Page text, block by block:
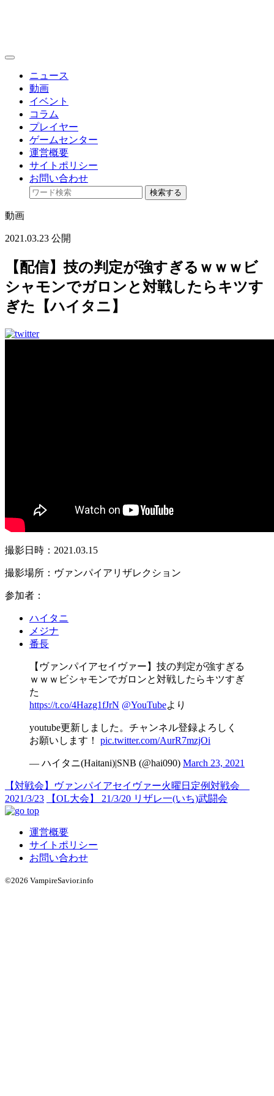
toggle
ニュース
動画
イベント
コラム
プレイヤー
ゲームセンター
運営概要
サイトポリシー
お問い合わせ
検索する
動画
2021.03.23 公開
【配信】技の判定が強すぎるｗｗｗビ
シャモンでガロンと対戦したらキツす
ぎた【ハイタニ】
撮影日時：2021.03.15
撮影場所：ヴァンパイアリザレクション
参加者：
ハイタニ
メジナ
番長
【ヴァンパイアセイヴァー】技の判定が強すぎる
ｗｗｗビシャモンでガロンと対戦したらキツすぎ
た
https://t.co/4Hazg1fJrN @YouTubeより
youtube更新しました。チャンネル登録よろしく
お願いします！ pic.twitter.com/AurR7mzjOi
— ハイタニ(Haitani)|SNB (@hai090) March 23, 2021
【対戦会】ヴァンパイアセイヴァー火曜日定例対戦会
2021/3/23
【OL大会】 21/3/20 リザレ一(いち)武闘会
運営概要
サイトポリシー
お問い合わせ
©2026 VampireSavior.info